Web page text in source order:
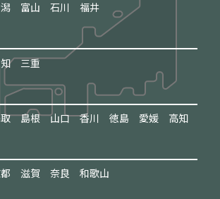
富山 石川 福井
三重
島根 山口 香川 徳島 愛媛 高知
滋賀 奈良 和歌山